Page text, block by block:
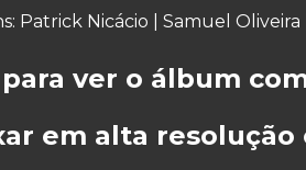
Patrick Nicácio
Samuel Oliveira
ver o álbum
em alta resolução